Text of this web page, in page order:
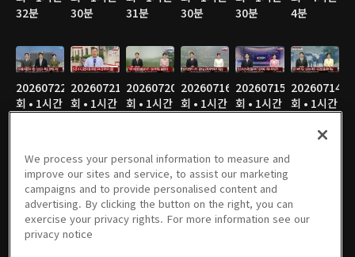
32분
30분
31분
30분
30분
4분
20260722
회 • 1시간
20260721
회 • 1시간
20260720
회 • 1시간
20260716
회 • 1시간
20260715
회 • 1시간
20260714
회 • 1시간
20260713
회 • 1시간
31분
20260710
회 • 1시간
32분
20260709
회 • 1시간
32분
20260708
회 • 1시간
32분
20260707
회 • 1시간
30분
회 • 1시간
30분
We process your personal information to measure and
improve our sites and service, to assist our marketing
campaigns and to provide personalised content and
advertising. By clicking the button on the right, you can
exercise your privacy rights. For more information see our
privacy notice